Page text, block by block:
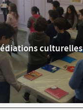
culturelles